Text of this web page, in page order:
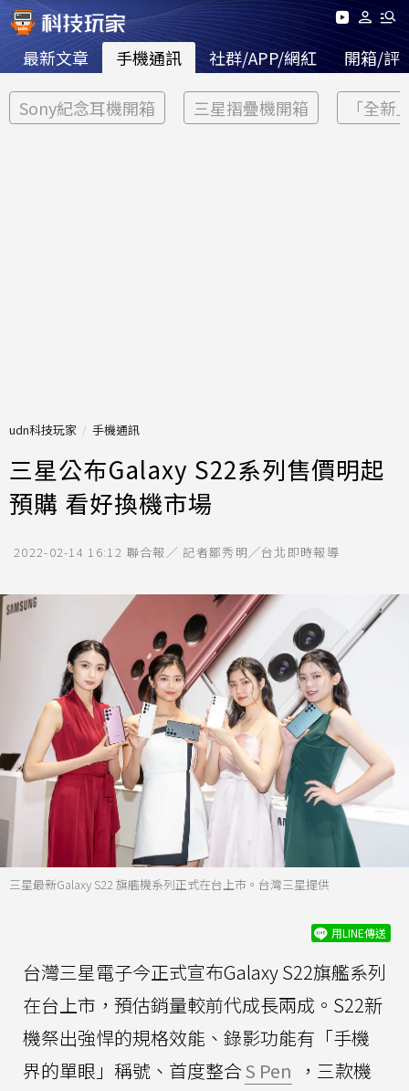
最新文章 手機通訊 社群/APP/網紅 開箱/評
Sony紀念耳機開箱 三星摺疊機開箱 「全新
udn科技玩家 手機通訊
三星公布Galaxy S22系列售價明起
預購 看好換機市場
2022-02-14 16:12 聯合報／ 記者鄒秀明╱台北即時報導
三星最新Galaxy S22 旗艦機系列正式在台上市。台灣三星提供
用LINE傳送
台灣三星電子今正式宣布Galaxy S22旗艦系列
在台上市，預估銷量較前代成長兩成。S22新
機祭出強悍的規格效能、錄影功能有「手機
界的單眼」稱號、首度整合S Pen ，三款機